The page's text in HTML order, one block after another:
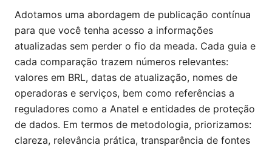
Adotamos uma abordagem de publicação contínua
para que você tenha acesso a informações
atualizadas sem perder o fio da meada. Cada guia e
cada comparação trazem números relevantes:
valores em BRL, datas de atualização, nomes de
operadoras e serviços, bem como referências a
reguladores como a Anatel e entidades de proteção
de dados. Em termos de metodologia, priorizamos:
clareza, relevância prática, transparência de fontes